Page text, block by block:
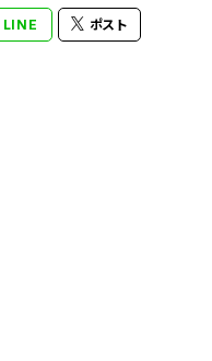
LINE ポスト